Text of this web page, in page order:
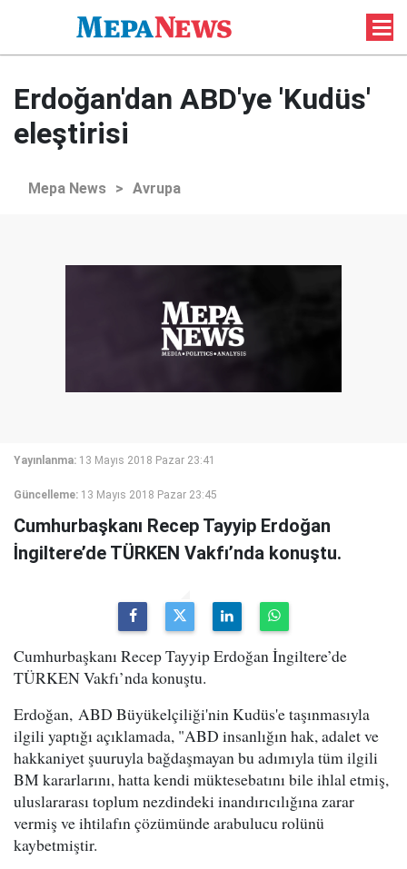
Erdoğan'dan ABD'ye 'Kudüs'
eleştirisi
Mepa News > Avrupa
Yayınlanma: 13 Mayıs 2018 Pazar 23:41
Güncelleme: 13 Mayıs 2018 Pazar 23:45
Cumhurbaşkanı Recep Tayyip Erdoğan
İngiltere’de TÜRKEN Vakfı’nda konuştu.
Cumhurbaşkanı Recep Tayyip Erdoğan İngiltere’de
TÜRKEN Vakfı’nda konuştu.
Erdoğan, ABD Büyükelçiliği'nin Kudüs'e taşınmasıyla
ilgili yaptığı açıklamada, "ABD insanlığın hak, adalet ve
hakkaniyet şuuruyla bağdaşmayan bu adımıyla tüm ilgili
BM kararlarını, hatta kendi müktesebatını bile ihlal etmiş,
uluslararası toplum nezdindeki inandırıcılığına zarar
vermiş ve ihtilafın çözümünde arabulucu rolünü
kaybetmiştir.